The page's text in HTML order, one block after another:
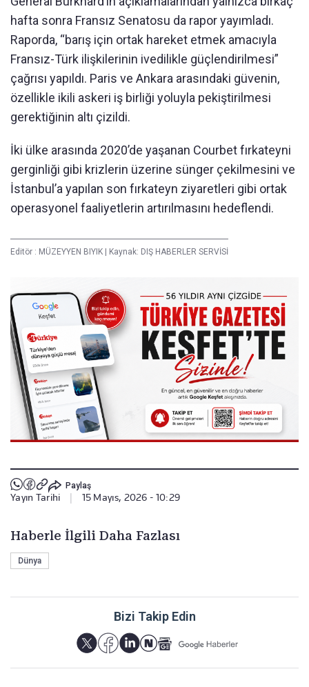
hafta sonra Fransız Senatosu da rapor yayımladı.
Raporda, “barış için ortak hareket etmek amacıyla
Fransız-Türk ilişkilerinin ivedilikle güçlendirilmesi”
çağrısı yapıldı. Paris ve Ankara arasındaki güvenin,
özellikle ikili askeri iş birliği yoluyla pekiştirilmesi
gerektiğinin altı çizildi.
İki ülke arasında 2020’de yaşanan Courbet fırkateyni
gerginliği gibi krizlerin üzerine sünger çekilmesini ve
İstanbul’a yapılan son fırkateyn ziyaretleri gibi ortak
operasyonel faaliyetlerin artırılmasını hedeflendi.
Editör : MÜZEYYEN BIYIK | Kaynak: DIŞ HABERLER SERVİSİ
Paylaş
Yayın Tarihi 15 Mayıs, 2026 - 10:29
Haberle İlgili Daha Fazlası
Dünya
Bizi Takip Edin